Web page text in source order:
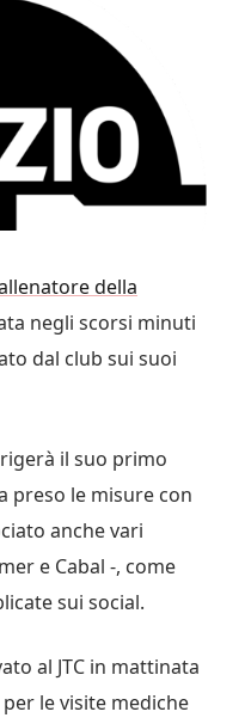
della
negli scorsi minuti
dal club sui suoi
il suo primo
preso le misure con
anche vari
e Cabal -, come
sui social.
al JTC in mattinata
le visite mediche